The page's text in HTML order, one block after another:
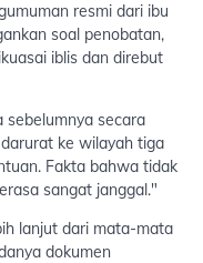
resmi dari ibu
soal penobatan,
iblis dan direbut
sebelumnya secara
ke wilayah tiga
Fakta bahwa tidak
sangat janggal."
lanjut dari mata-mata
dokumen